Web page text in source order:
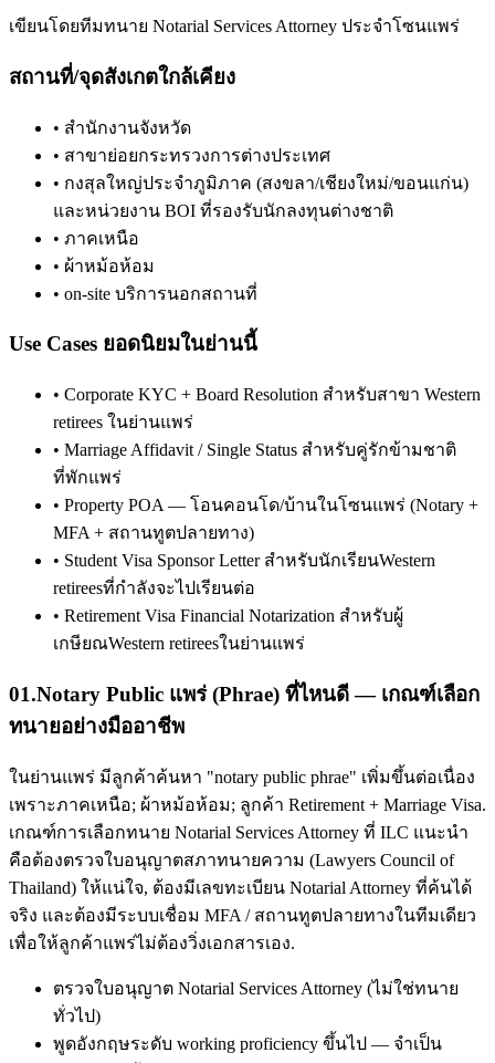
เขียนโดยทีมทนาย Notarial Services Attorney ประจำโซนแพร่
สถานที่/จุดสังเกตใกล้เคียง
• สำนักงานจังหวัด
• สาขาย่อยกระทรวงการต่างประเทศ
• กงสุลใหญ่ประจำภูมิภาค (สงขลา/เชียงใหม่/ขอนแก่น)
และหน่วยงาน BOI ที่รองรับนักลงทุนต่างชาติ
• ภาคเหนือ
• ผ้าหม้อห้อม
• on-site บริการนอกสถานที่
Use Cases ยอดนิยมในย่านนี้
• Corporate KYC + Board Resolution สำหรับสาขา Western
retirees ในย่านแพร่
• Marriage Affidavit / Single Status สำหรับคู่รักข้ามชาติ
ที่พักแพร่
• Property POA — โอนคอนโด/บ้านในโซนแพร่ (Notary +
MFA + สถานทูตปลายทาง)
• Student Visa Sponsor Letter สำหรับนักเรียนWestern
retireesที่กำลังจะไปเรียนต่อ
• Retirement Visa Financial Notarization สำหรับผู้
เกษียณWestern retireesในย่านแพร่
01.Notary Public แพร่ (Phrae) ที่ไหนดี — เกณฑ์เลือก
ทนายอย่างมืออาชีพ
ในย่านแพร่ มีลูกค้าค้นหา "notary public phrae" เพิ่มขึ้นต่อเนื่อง
เพราะภาคเหนือ; ผ้าหม้อห้อม; ลูกค้า Retirement + Marriage Visa.
เกณฑ์การเลือกทนาย Notarial Services Attorney ที่ ILC แนะนำ
คือต้องตรวจใบอนุญาตสภาทนายความ (Lawyers Council of
Thailand) ให้แน่ใจ, ต้องมีเลขทะเบียน Notarial Attorney ที่ค้นได้
จริง และต้องมีระบบเชื่อม MFA / สถานทูตปลายทางในทีมเดียว
เพื่อให้ลูกค้าแพร่ไม่ต้องวิ่งเอกสารเอง.
ตรวจใบอนุญาต Notarial Services Attorney (ไม่ใช่ทนาย
ทั่วไป)
พูดอังกฤษระดับ working proficiency ขึ้นไป — จำเป็น